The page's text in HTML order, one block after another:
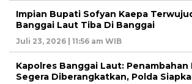
Impian Bupati Sofyan Kaepa
Banggai Laut Tiba Di Banggai
Juli 23, 2026 | 11:56 am WIB
Kapolres Banggai Laut: Penambahan
Segera Diberangkatkan, Polda